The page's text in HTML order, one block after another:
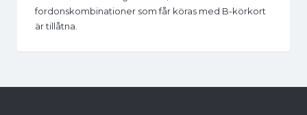
fordonskombinationer som får köras med B-körkort
är tillåtna.